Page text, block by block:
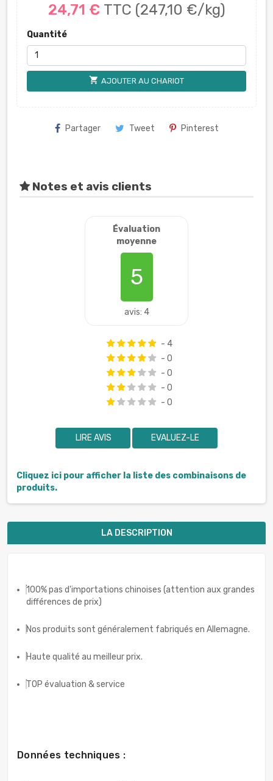
24,71 € TTC (247,10 €/kg)
Quantité
shopping_cart AJOUTER AU CHARIOT
Partager Tweet Pinterest
Notes et avis clients
Évaluation
moyenne
5
avis: 4
- 4
- 0
- 0
- 0
- 0
LIRE AVIS EVALUEZ-LE
Cliquez ici pour afficher la liste des combinaisons de
produits.
LA DESCRIPTION
100% pas d'importations chinoises (attention aux grandes
différences de prix)
Nos produits sont généralement fabriqués en Allemagne.
Haute qualité au meilleur prix.
TOP évaluation & service
Données techniques :